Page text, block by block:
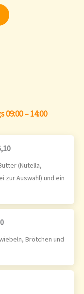
09:00 – 14:00
(Nutella,
zur Auswahl) und ein
Brötchen und